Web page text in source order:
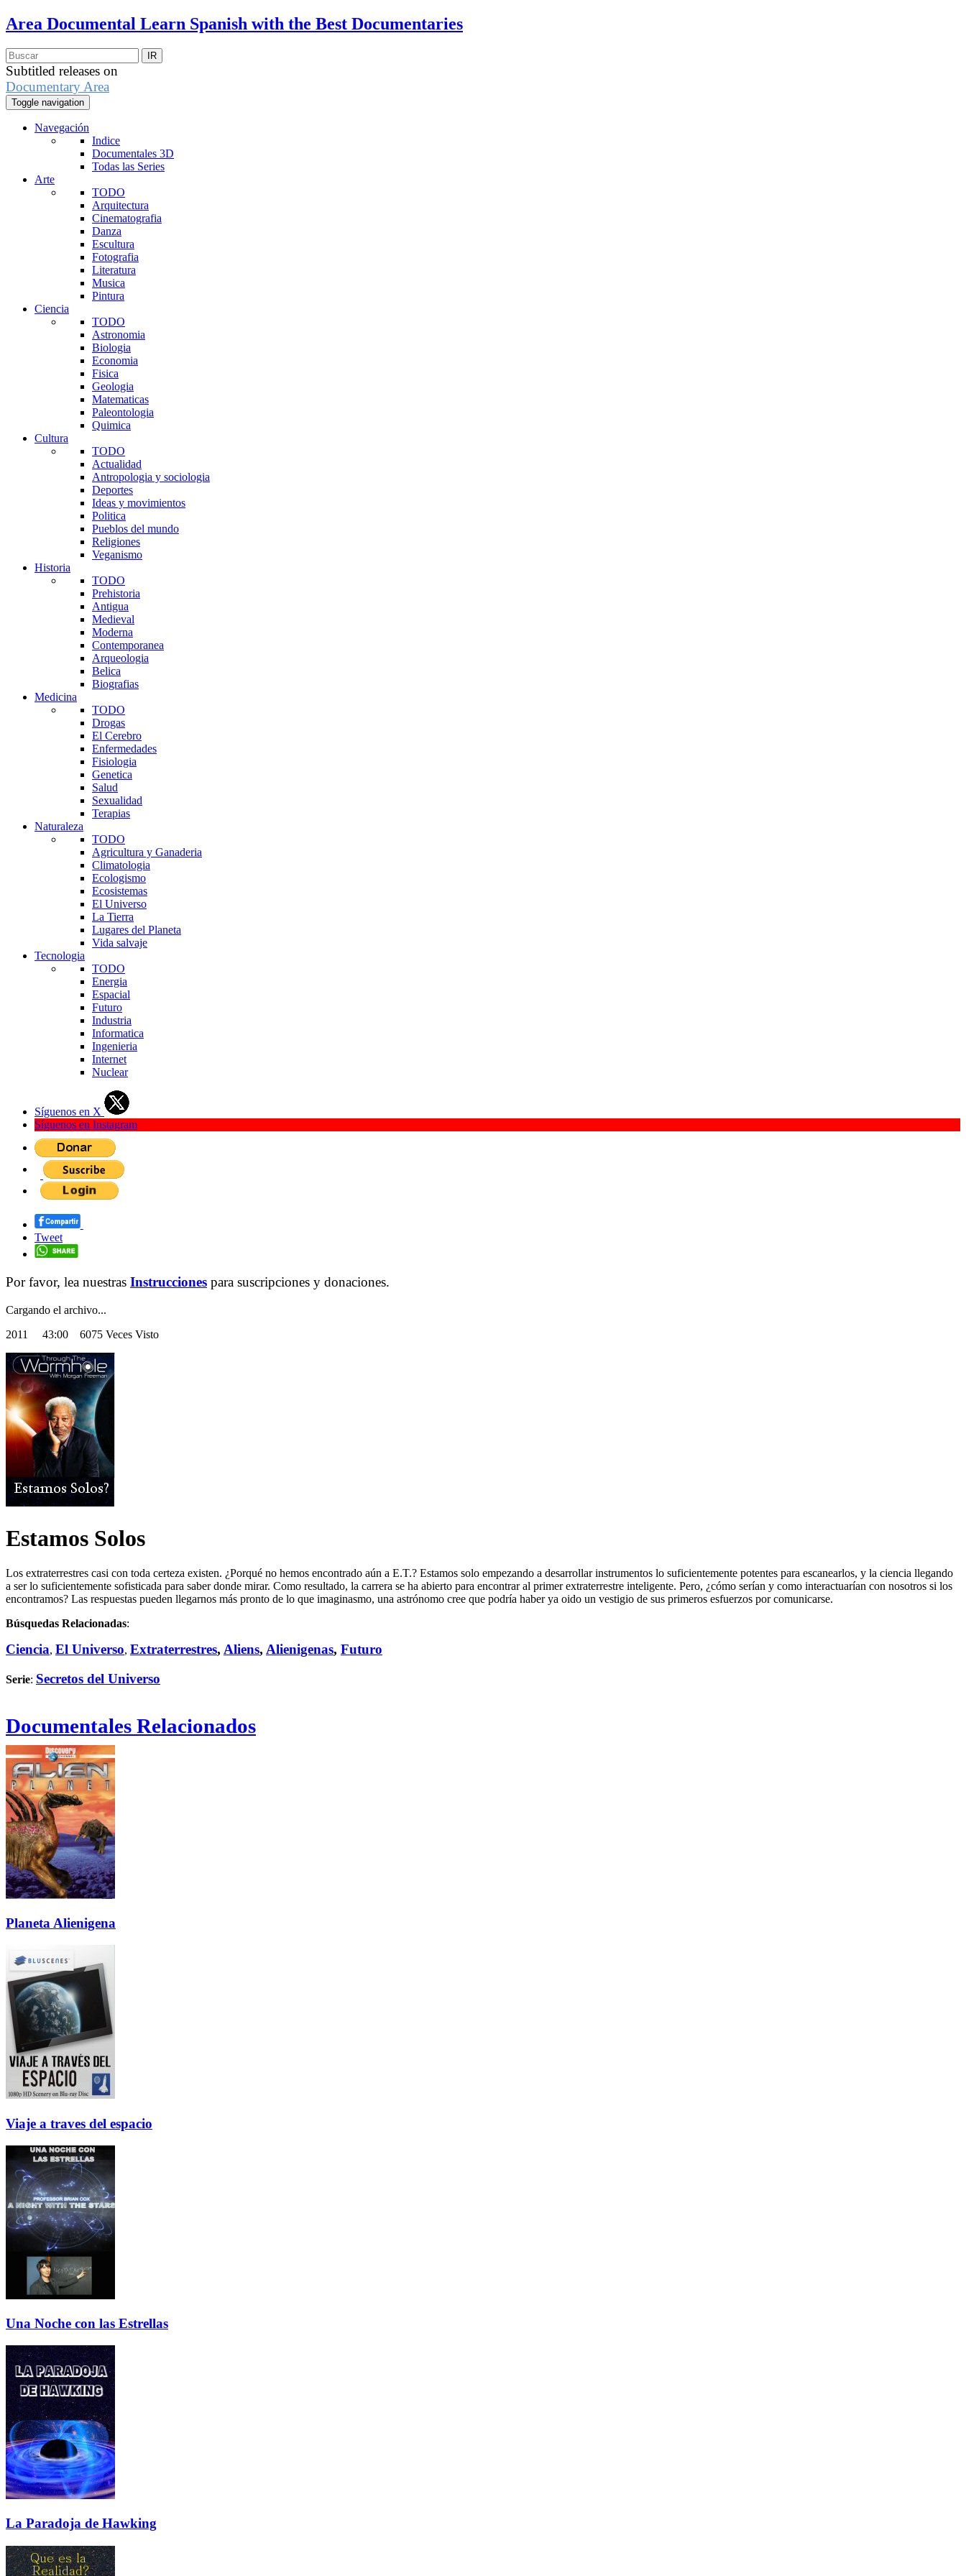
Area Documental Learn Spanish with the Best Documentaries
Subtitled releases on
Documentary Area
Toggle navigation
Navegación
Indice
Documentales 3D
Todas las Series
Arte
TODO
Arquitectura
Cinematografia
Danza
Escultura
Fotografia
Literatura
Musica
Pintura
Ciencia
TODO
Astronomia
Biologia
Economia
Fisica
Geologia
Matematicas
Paleontologia
Quimica
Cultura
TODO
Actualidad
Antropologia y sociologia
Deportes
Ideas y movimientos
Politica
Pueblos del mundo
Religiones
Veganismo
Historia
TODO
Prehistoria
Antigua
Medieval
Moderna
Contemporanea
Arqueologia
Belica
Biografias
Medicina
TODO
Drogas
El Cerebro
Enfermedades
Fisiologia
Genetica
Salud
Sexualidad
Terapias
Naturaleza
TODO
Agricultura y Ganaderia
Climatologia
Ecologismo
Ecosistemas
El Universo
La Tierra
Lugares del Planeta
Vida salvaje
Tecnologia
TODO
Energia
Espacial
Futuro
Industria
Informatica
Ingenieria
Internet
Nuclear
Síguenos en X
Síguenos en Instagram
Tweet
Por favor, lea nuestras Instrucciones para suscripciones y donaciones.
Cargando el archivo...
2011 43:00 6075 Veces Visto
Estamos Solos
Los extraterrestres casi con toda certeza existen. ¿Porqué no hemos encontrado aún a E.T.? Estamos solo empezando a desarrollar instrumentos lo suficientemente potentes para escanearlos, y la ciencia llegando
a ser lo suficientemente sofisticada para saber donde mirar. Como resultado, la carrera se ha abierto para encontrar al primer extraterrestre inteligente. Pero, ¿cómo serían y como interactuarían con nosotros si los
encontramos? Las respuestas pueden llegarnos más pronto de lo que imaginasmo, una astrónomo cree que podría haber ya oido un vestigio de sus primeros esfuerzos por comunicarse.
Búsquedas Relacionadas:
Ciencia, El Universo, Extraterrestres, Aliens, Alienigenas, Futuro
Serie: Secretos del Universo
Documentales Relacionados
Planeta Alienigena
Viaje a traves del espacio
Una Noche con las Estrellas
La Paradoja de Hawking